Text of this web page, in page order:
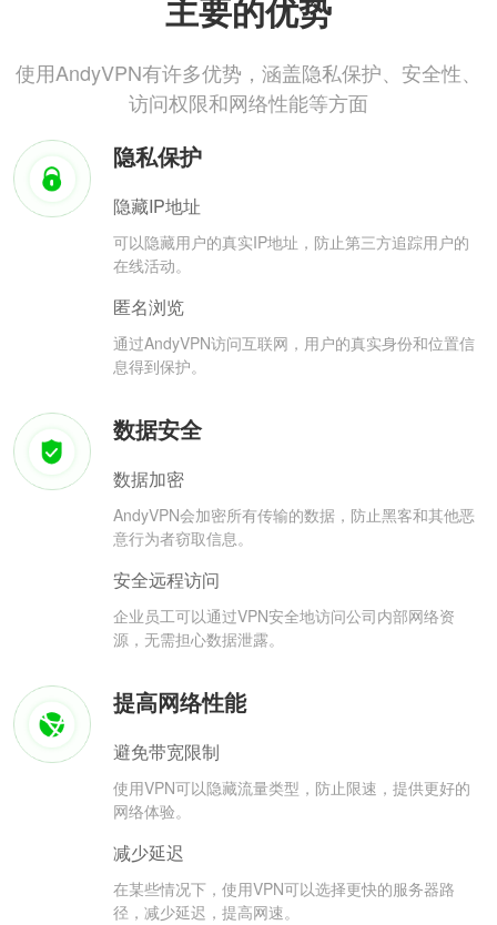
主要的优势
使用AndyVPN有许多优势，涵盖隐私保护、安全性、
访问权限和网络性能等方面
隐私保护
隐藏IP地址
可以隐藏用户的真实IP地址，防止第三方追踪用户的
在线活动。
匿名浏览
通过AndyVPN访问互联网，用户的真实身份和位置信
息得到保护。
数据安全
数据加密
AndyVPN会加密所有传输的数据，防止黑客和其他恶
意行为者窃取信息。
安全远程访问
企业员工可以通过VPN安全地访问公司内部网络资
源，无需担心数据泄露。
提高网络性能
避免带宽限制
使用VPN可以隐藏流量类型，防止限速，提供更好的
网络体验。
减少延迟
在某些情况下，使用VPN可以选择更快的服务器路
径，减少延迟，提高网速。